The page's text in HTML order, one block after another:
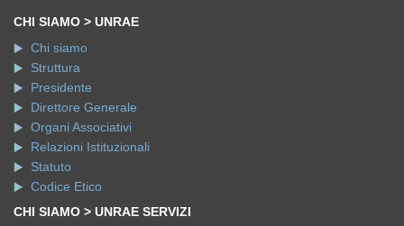
CHI SIAMO > UNRAE
Chi siamo
Struttura
Presidente
Direttore Generale
Organi Associativi
Relazioni Istituzionali
Statuto
Codice Etico
CHI SIAMO > UNRAE SERVIZI